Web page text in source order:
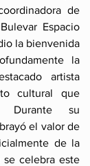
de
Espacio
la bienvenida
la
artista
cultural que
Durante su
el valor de
de la
se celebra este